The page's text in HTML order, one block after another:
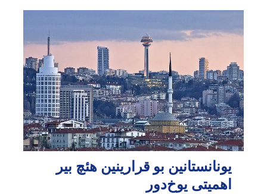
یونانستانین بو قرارینین هئچ بیر
اهمیتی یوخ‌دور